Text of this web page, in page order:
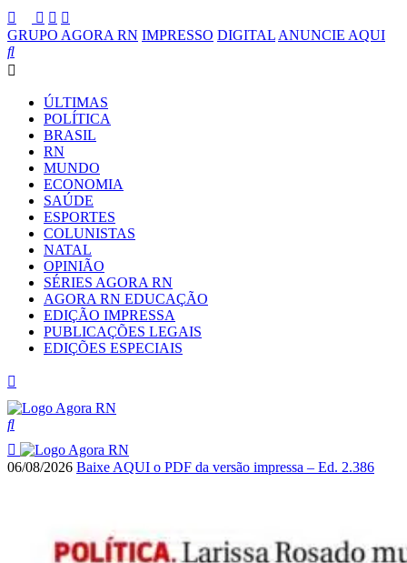
GRUPO AGORA RN IMPRESSO DIGITAL ANUNCIE AQUI
ÚLTIMAS
POLÍTICA
BRASIL
RN
MUNDO
ECONOMIA
SAÚDE
ESPORTES
COLUNISTAS
NATAL
OPINIÃO
SÉRIES AGORA RN
AGORA RN EDUCAÇÃO
EDIÇÃO IMPRESSA
PUBLICAÇÕES LEGAIS
EDIÇÕES ESPECIAIS
06/08/2026 Baixe AQUI o PDF da versão impressa – Ed. 2.386